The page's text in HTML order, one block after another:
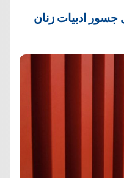
ادبیات زنان